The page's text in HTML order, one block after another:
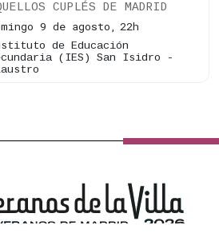
CUPLÉS DE MADRID
9 de agosto, 22h
de Educación
(IES) San Isidro -